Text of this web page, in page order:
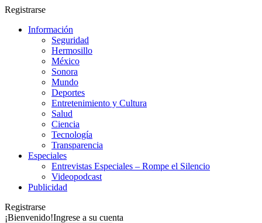
Registrarse
Información
Seguridad
Hermosillo
México
Sonora
Mundo
Deportes
Entretenimiento y Cultura
Salud
Ciencia
Tecnología
Transparencia
Especiales
Entrevistas Especiales – Rompe el Silencio
Videopodcast
Publicidad
Registrarse
¡Bienvenido!Ingrese a su cuenta